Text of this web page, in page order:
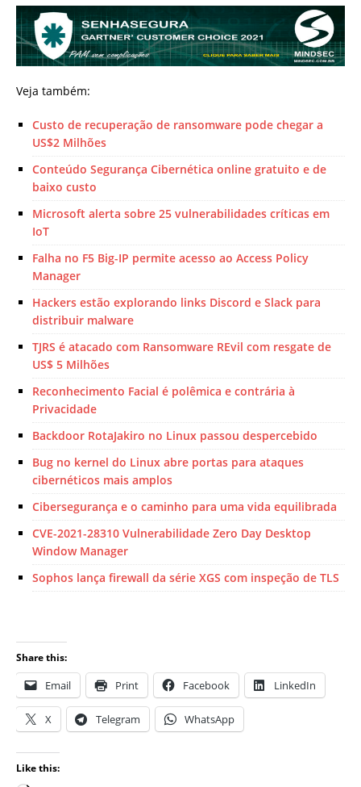
Veja também:
Custo de recuperação de ransomware pode chegar a
US$2 Milhões
Conteúdo Segurança Cibernética online gratuito e de
baixo custo
Microsoft alerta sobre 25 vulnerabilidades críticas em
IoT
Falha no F5 Big-IP permite acesso ao Access Policy
Manager
Hackers estão explorando links Discord e Slack para
distribuir malware
TJRS é atacado com Ransomware REvil com resgate de
US$ 5 Milhões
Reconhecimento Facial é polêmica e contrária à
Privacidade
Backdoor RotaJakiro no Linux passou despercebido
Bug no kernel do Linux abre portas para ataques
cibernéticos mais amplos
Cibersegurança e o caminho para uma vida equilibrada
CVE-2021-28310 Vulnerabilidade Zero Day Desktop
Window Manager
Sophos lança firewall da série XGS com inspeção de TLS
Share this:
Email Print Facebook LinkedIn
X Telegram WhatsApp
Like this: